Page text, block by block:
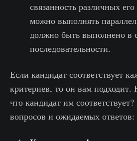
связанность различных
можно выполнять
должно быть выполнено в
последовательности.
Если кандидат соответствует
критериев, то он вам подходит.
что кандидат им
вопросов и ожидаемых ответов: